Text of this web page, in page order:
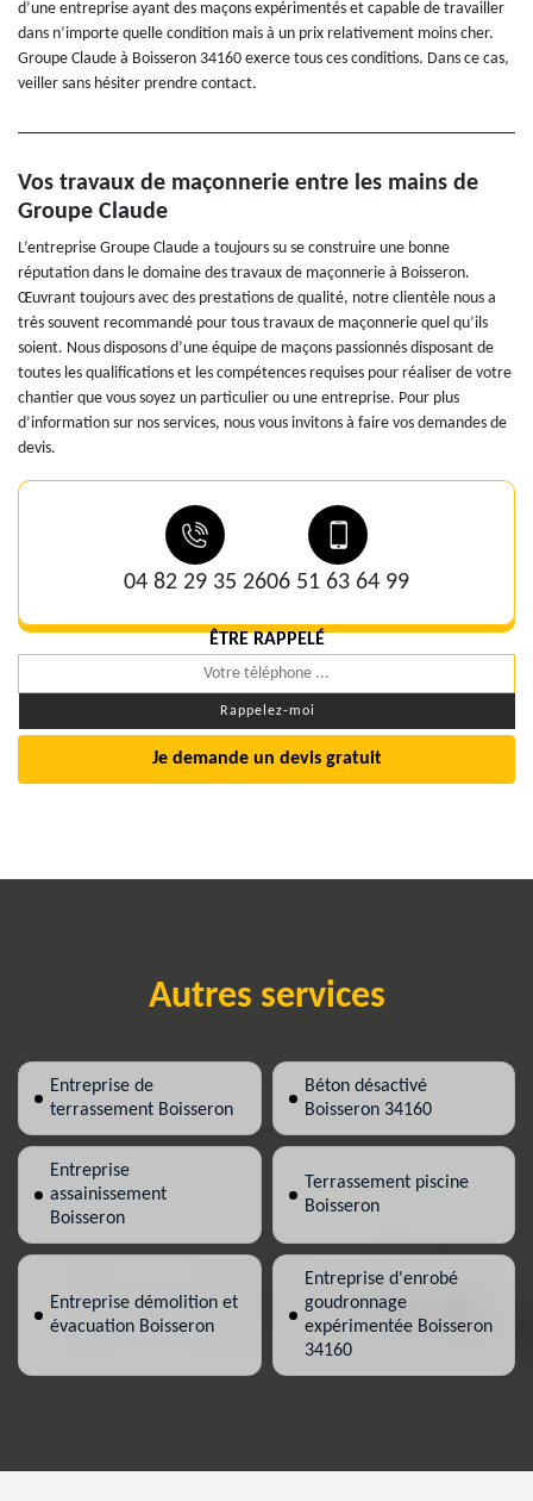
d’une entreprise ayant des maçons expérimentés et capable de travailler
dans n’importe quelle condition mais à un prix relativement moins cher.
Groupe Claude à Boisseron 34160 exerce tous ces conditions. Dans ce cas,
veiller sans hésiter prendre contact.
Vos travaux de maçonnerie entre les mains de
Groupe Claude
L’entreprise Groupe Claude a toujours su se construire une bonne
réputation dans le domaine des travaux de maçonnerie à Boisseron.
Œuvrant toujours avec des prestations de qualité, notre clientèle nous a
très souvent recommandé pour tous travaux de maçonnerie quel qu’ils
soient. Nous disposons d’une équipe de maçons passionnés disposant de
toutes les qualifications et les compétences requises pour réaliser de votre
chantier que vous soyez un particulier ou une entreprise. Pour plus
d’information sur nos services, nous vous invitons à faire vos demandes de
devis.
04 82 29 35 2606 51 63 64 99
ÊTRE RAPPELÉ
Je demande un devis gratuit
Autres services
Entreprise de
terrassement Boisseron
Béton désactivé
Boisseron 34160
Entreprise
assainissement
Boisseron
Terrassement piscine
Boisseron
Entreprise démolition et
évacuation Boisseron
Entreprise d'enrobé
goudronnage
expérimentée Boisseron
34160